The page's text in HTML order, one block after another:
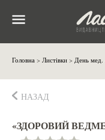
Головна > Листівки > День мед.
НАЗАД
«ЗДОРОВИЙ